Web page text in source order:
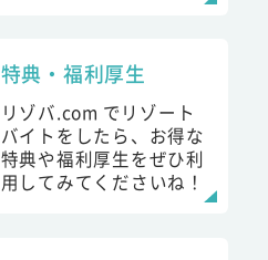
特典・福利厚生
リゾバ.com でリゾート
バイトをしたら、お得な
特典や福利厚生をぜひ利
用してみてくださいね！